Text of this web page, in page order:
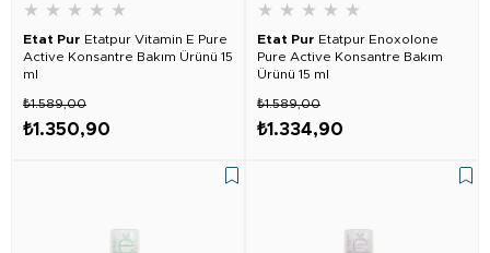
★ ★ ★ ★ ★
Etat Pur Etatpur Vitamin E Pure
Active Konsantre Bakım Ürünü 15
ml
₺1.350,90
₺1.589,00
★ ★ ★ ★ ★
Etat Pur Etatpur Enoxolone
Pure Active Konsantre Bakım
Ürünü 15 ml
₺1.334,90
₺1.589,00